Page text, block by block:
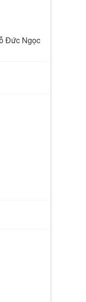
Đức Ngọc